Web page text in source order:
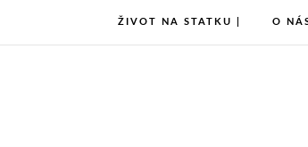
ŽIVOT NA STATKU | O